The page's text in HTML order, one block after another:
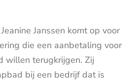
Janssen komt op voor
die een aanbetaling voor
willen terugkrijgen. Zij
bij een bedrijf dat is